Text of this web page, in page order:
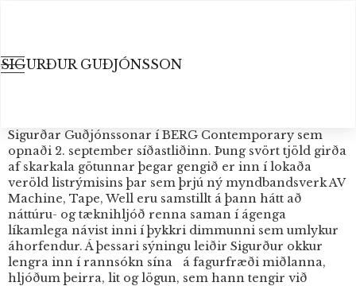
SIGURÐUR GUÐJÓNSSON
Sigurðar Guðjónssonar í BERG Contemporary sem
opnaði 2. september síðastliðinn. Þung svört tjöld girða
af skarkala götunnar þegar gengið er inn í lokaða
veröld listrýmisins þar sem þrjú ný myndbandsverk AV
Machine, Tape, Well eru samstillt á þann hátt að
náttúru- og tæknihljóð renna saman í ágenga
líkamlega návist inni í þykkri dimmunni sem umlykur
áhorfendur. Á þessari sýningu leiðir Sigurður okkur
lengra inn í rannsókn sína á fagurfræði miðlanna,
hljóðum þeirra, lit og lögun, sem hann tengir við